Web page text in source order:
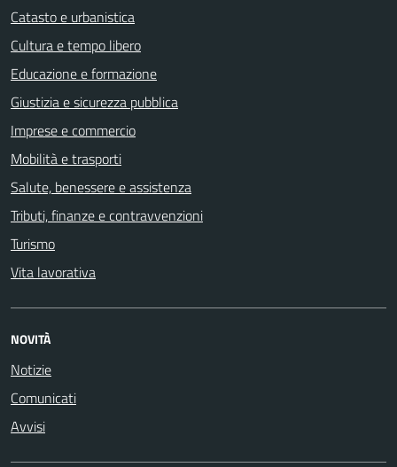
Catasto e urbanistica
Cultura e tempo libero
Educazione e formazione
Giustizia e sicurezza pubblica
Imprese e commercio
Mobilità e trasporti
Salute, benessere e assistenza
Tributi, finanze e contravvenzioni
Turismo
Vita lavorativa
NOVITÀ
Notizie
Comunicati
Avvisi